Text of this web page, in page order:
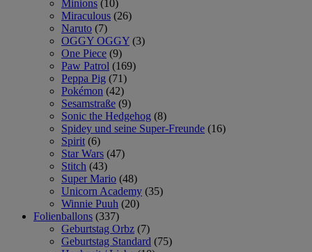
Minions (10)
Miraculous (26)
Naruto (7)
OGGY OGGY (3)
One Piece (9)
Paw Patrol (169)
Peppa Pig (71)
Pokémon (42)
Sesamstraße (9)
Sonic the Hedgehog (8)
Spidey und seine Super-Freunde (16)
Spirit (6)
Star Wars (47)
Stitch (43)
Super Mario (48)
Unicorn Academy (35)
Winnie Puuh (20)
Folienballons (337)
Geburtstag Orbz (7)
Geburtstag Standard (75)